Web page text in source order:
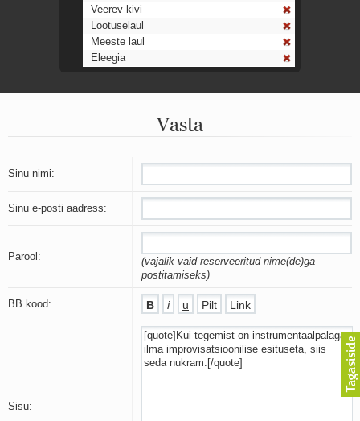
Veerev kivi
Lootuselaul
Meeste laul
Eleegia
Ahtumine
Mu isamaa on minu arm
Ih-ih-hii ja ah-ah-haa
Päikeselapsed
Laul võimalusest
Nii vaikseks kõik on jäänud
Mis saab sellest loomusevalust
Avanemine
Põhi, lõuna, ida, lääs
Vasta
Sinu nimi:
Sinu e-posti aadress:
Parool:
(vajalik vaid reserveeritud nime(de)ga
postitamiseks)
BB kood:
Sisu: